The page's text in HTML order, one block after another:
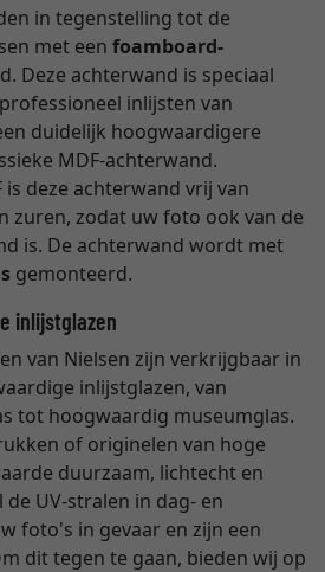
in tegenstelling tot de
met een foamboard-
Deze achterwand is speciaal
inlijsten van
duidelijk hoogwaardigere
MDF-achterwand.
deze achterwand vrij van
zuren, zodat uw foto ook van de
is. De achterwand wordt met
gemonteerd.
inlijstglazen
van Nielsen zijn verkrijgbaar in
inlijstglazen, van
tot hoogwaardig museumglas.
of originelen van hoge
duurzaam, lichtecht en
UV-stralen in dag- en
foto's in gevaar en zijn een
dit tegen te gaan, bieden wij op